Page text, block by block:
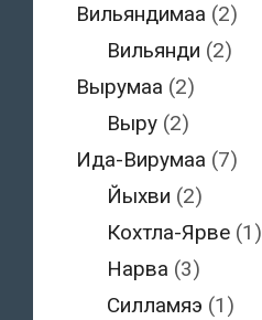
Вильяндимаа (2)
Вильянди (2)
Вырумаа (2)
Выру (2)
Ида-Вирумаа (7)
Йыхви (2)
Кохтла-Ярве (1)
Нарва (3)
Силламяэ (1)